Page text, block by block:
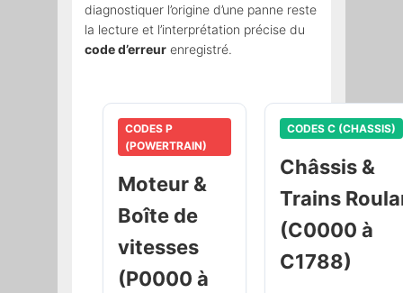
diagnostiquer l’origine d’une panne reste
la lecture et l’interprétation précise du
code d’erreur enregistré.
CODES P
(POWERTRAIN)
Moteur &
Boîte de
vitesses
(P0000 à
CODES C (CHASSIS)
Châssis &
Trains
(C0000 à
C1788)